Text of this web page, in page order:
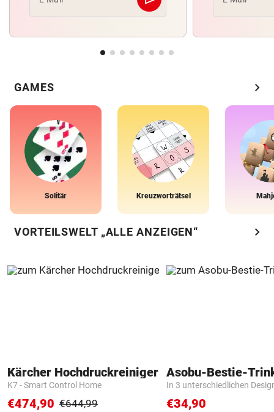
Abschicken
GAMES chevron_right
Solitär Kreuzworträtsel
VORTEILSWELT „ALLE ANZEIGEN“ chevron_right
Kärcher Hochdruckreiniger
K7 - Smart Control Home
€474,90 €644,99
Asobu-Bestie-
In 3 unterschiedlichen
€34,90